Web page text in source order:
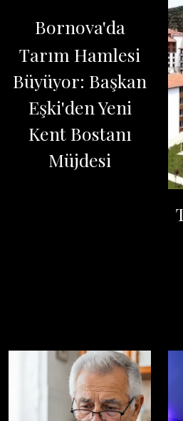
Bornova'da
Tarım Hamlesi
Büyüyor: Başkan
Eşki'den Yeni
Kent Bostanı
Müjdesi